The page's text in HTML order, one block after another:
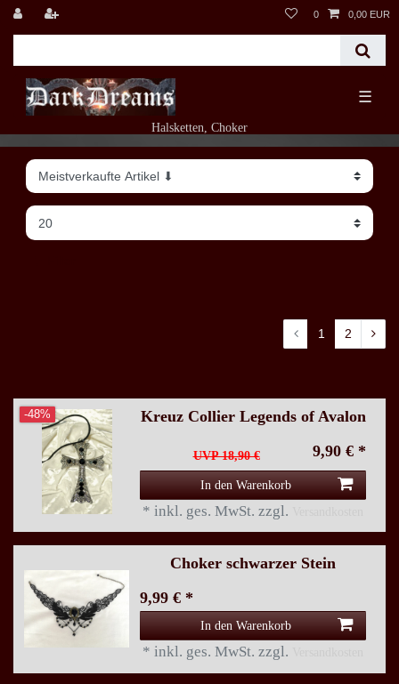
0 0,00 EUR
☰
Halsketten, Choker
1 2
-48% Kreuz Collier Legends of Avalon
UVP 18,90 € 9,90 € *
In den Warenkorb
* inkl. ges. MwSt. zzgl.
Choker schwarzer Stein
9,99 € *
In den Warenkorb
* inkl. ges. MwSt. zzgl.